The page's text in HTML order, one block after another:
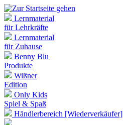
Lernmaterial
für Lehrkräfte
Lernmaterial
für Zuhause
Benny Blu
Produkte
Wißner
Edition
Only Kids
Spiel & Spaß
Händlerbereich [Wiederverkäufer]